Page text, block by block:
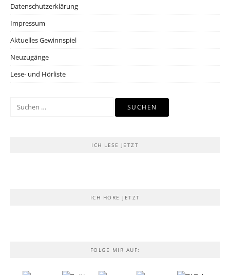
Datenschutzerklärung
Impressum
Aktuelles Gewinnspiel
Neuzugänge
Lese- und Hörliste
Suchen
ICH LESE JETZT
ICH HÖRE JETZT
FOLGE MIR AUF: